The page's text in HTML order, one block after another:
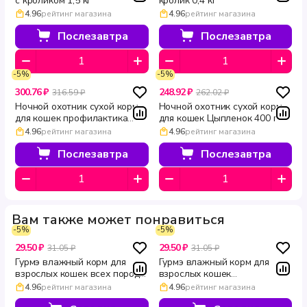
4.96рейтинг магазина
Послезавтра
4.96рейтинг магазина
Послезавтра
-5%
300.76 ₽ 316.59 ₽
Ночной охотник сухой корм
для кошек профилактика
мочекаменной болезни 400 г
4.96рейтинг магазина
Послезавтра
-5%
248.92 ₽ 262.02 ₽
Ночной охотник сухой корм
для кошек Цыпленок 400 г
4.96рейтинг магазина
Послезавтра
Вам также может понравиться
-5%
29.50 ₽ 31.05 ₽
Гурмэ влажный корм для
взрослых кошек всех пород с
телятиной в соусе мини-
филе Перл Соус Де-люкс 75
4.96рейтинг магазина
-5%
29.50 ₽ 31.05 ₽
Гурмэ влажный корм для
взрослых кошек
полнорационный нежные
кусочки мини-филе с
4.96рейтинг магазина